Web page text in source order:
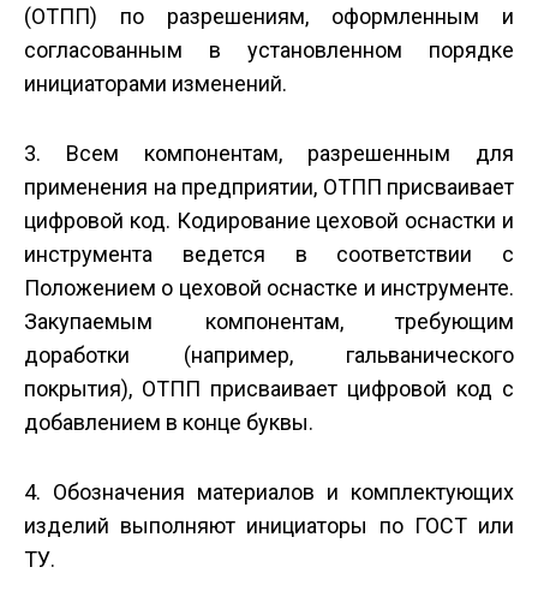
(ОТПП) по разрешениям, оформленным и
согласованным в установленном порядке
инициаторами изменений.
3. Всем компонентам, разрешенным для
применения на предприятии, ОТПП присваивает
цифровой код. Кодирование цеховой оснастки и
инструмента ведется в соответствии с
Положением о цеховой оснастке и инструменте.
Закупаемым компонентам, требующим
доработки (например, гальванического
покрытия), ОТПП присваивает цифровой код с
добавлением в конце буквы.
4. Обозначения материалов и комплектующих
изделий выполняют инициаторы по ГОСТ или
ТУ.